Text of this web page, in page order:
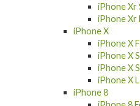
iPhone Xr
iPhone Xr
iPhone X
iPhone X
iPhone X
iPhone X
iPhone X
iPhone 8